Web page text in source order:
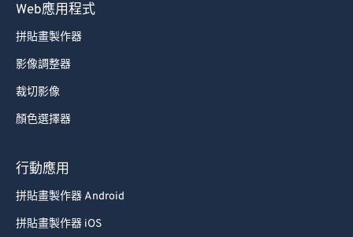
Web應用程式
拼貼畫製作器
影像調整器
裁切影像
顏色選擇器
行動應用
拼貼畫製作器 Android
拼貼畫製作器 iOS